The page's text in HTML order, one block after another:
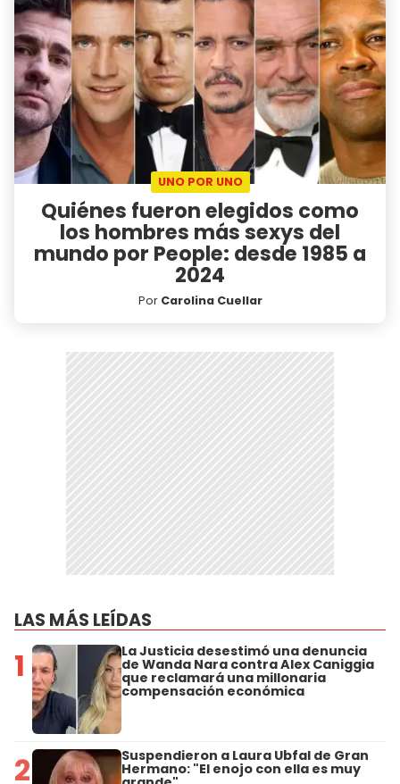
UNO POR UNO
Quiénes fueron elegidos como
los hombres más sexys del
mundo por People: desde 1985 a
2024
Por Carolina Cuellar
LAS MÁS LEÍDAS
1 La Justicia desestimó una denuncia
de Wanda Nara contra Alex Caniggia
que reclamará una millonaria
compensación económica
2 Suspendieron a Laura Ubfal de Gran
Hermano: "El enojo con ella es muy